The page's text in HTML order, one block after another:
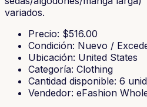
variados.
Precio: $516.00
Condición: Nuevo /
Ubicación: United States
Categoría: Clothing
Cantidad disponible: 6
Vendedor: eFashion